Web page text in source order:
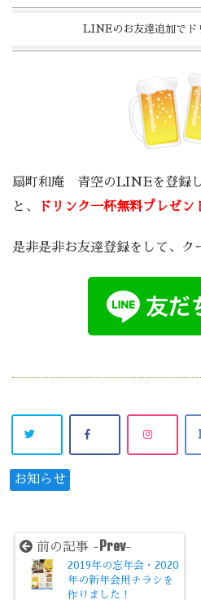
LINEのお友達追加でド
扇町和庵 青空のLINEを登録
と、
ドリンク一杯無料プレゼン
是非是非お友達登録をして、ク
お知らせ
前の記事 - Prev-
2019年の忘年会・2020
年の新年会用チラシを
作りました！